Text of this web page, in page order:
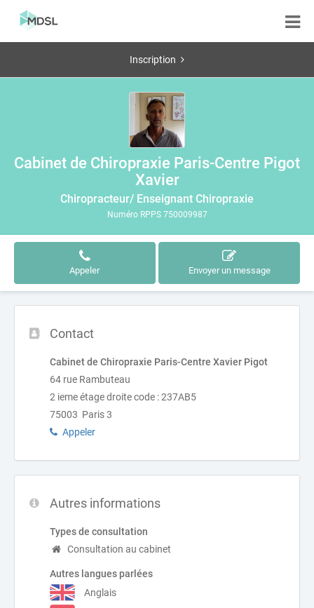
Inscription
Cabinet de Chiropraxie Paris-Centre Pigot
Xavier
Chiropracteur/ Enseignant Chiropraxie
Numéro RPPS 750009987
Appeler Envoyer un message
Contact
Cabinet de Chiropraxie Paris-Centre Xavier Pigot
64 rue Rambuteau
2 ieme étage droite code : 237AB5
75003 Paris 3
Appeler
Autres informations
Types de consultation
Consultation au cabinet
Autres langues parlées
Anglais